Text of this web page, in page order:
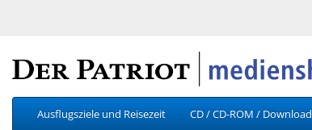
Ausflugsziele und Reisezeit CD / CD-ROM / Download